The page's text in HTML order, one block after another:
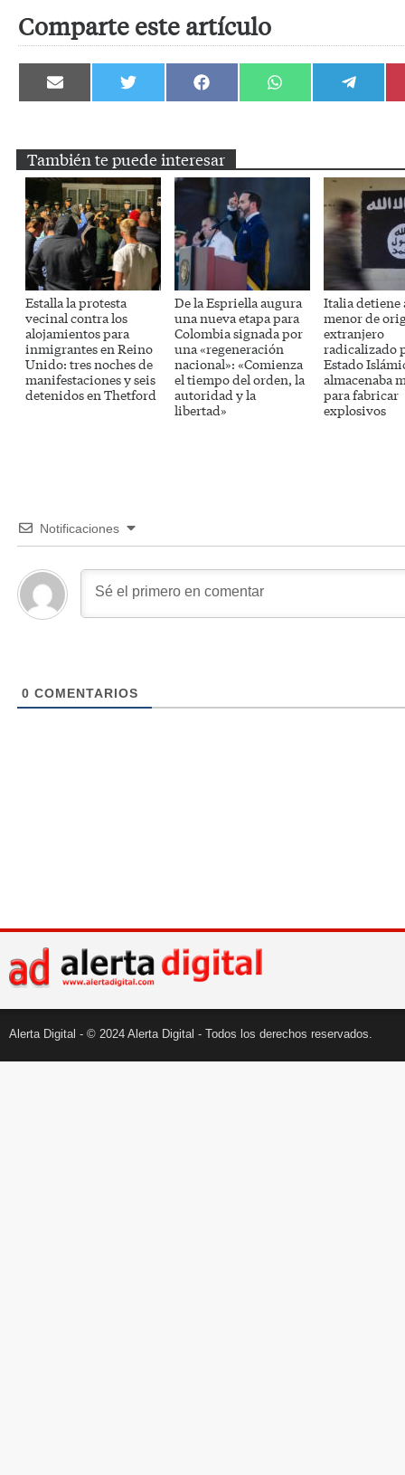
Comparte este artículo
Compartir
en
Compartir
en
Compartir
en
Compartir
en
Compartir
en
También te puede interesar
Estalla la protesta
vecinal contra los
alojamientos para
inmigrantes en Reino
Unido: tres noches de
manifestaciones y seis
detenidos en Thetford
De la Espriella augura
una nueva etapa para
Colombia signada por
una «regeneración
nacional»: «Comienza
el tiempo del orden, la
autoridad y la
libertad»
Italia detiene
menor de
extranjero
radicalizado
Estado
almacenaba
para fabricar
explosivos
Notificaciones
0 COMENTARIOS
Alerta Digital - © 2024 Alerta Digital - Todos los derechos reservados.